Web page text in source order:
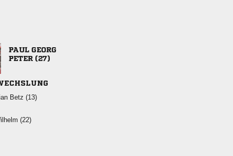
 
 
 
